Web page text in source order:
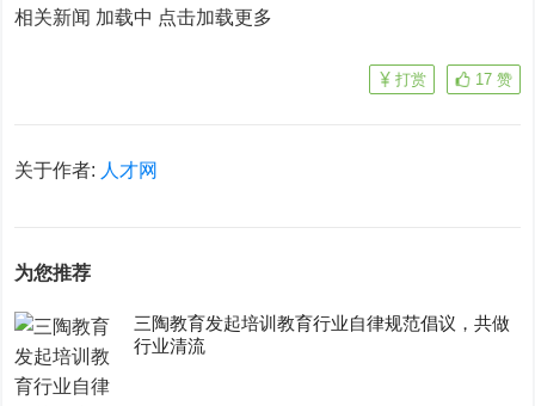
相关新闻 加载中 点击加载更多
17 赞
打赏
关于作者: 人才网
为您推荐
三陶教育发起培训教育行业自律规范倡议，共做
行业清流